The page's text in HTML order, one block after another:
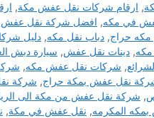
, ارقام شركات نقل عفش مكة,
في مكه, افضل شركة نقل عفش
حراج, دباب نقل مكه, دليل
, دينات نقل عفش, سيارة دبش
, شركات نقل عفش مكه,
نقل عفش بمكة حراج, شركة
, شركة نقل عفش من مكة الى
المكرمه, نقل عفش في مكة,